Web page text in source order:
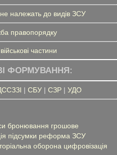
належать до видів ЗСУ
правопорядку
частини
ФОРМУВАННЯ:
| СБУ| СЗР| УДО
бронювання грошове
підсумки реформа ЗСУ
оборона цифровізація